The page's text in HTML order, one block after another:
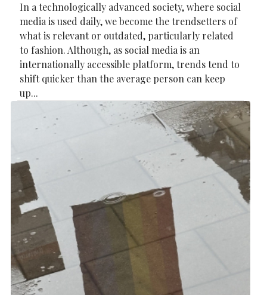
In a technologically advanced society, where social
media is used daily, we become the trendsetters of
what is relevant or outdated, particularly related
to fashion. Although, as social media is an
internationally accessible platform, trends tend to
shift quicker than the average person can keep
up...